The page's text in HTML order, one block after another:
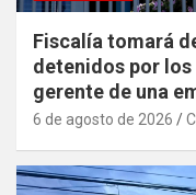
Fiscalía tomará
detenidos por
gerente de una
6 de agosto de 2026